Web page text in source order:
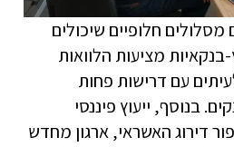
חלופיים שיכולים
בנקאיות מציעות הלוואות
עם דרישות פחות
בנוסף, ייעוץ פיננסי
דירוג האשראי, ארגון מחדש